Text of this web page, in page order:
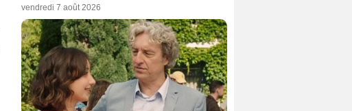
vendredi 7 août 2026